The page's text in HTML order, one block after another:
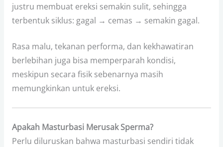
justru membuat ereksi semakin sulit, sehingga
terbentuk siklus: gagal → cemas → semakin gagal.
Rasa malu, tekanan performa, dan kekhawatiran
berlebihan juga bisa memperparah kondisi,
meskipun secara fisik sebenarnya masih
memungkinkan untuk ereksi.
Apakah Masturbasi Merusak Sperma?
Perlu diluruskan bahwa masturbasi sendiri tidak